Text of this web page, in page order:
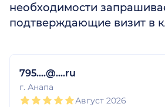
необходимости
подтверждающие визит в
795....@....ru
г. Анапа
Август 2026